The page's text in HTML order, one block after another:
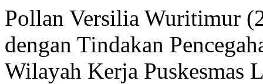
Pollan Versilia Wuritimur
dengan Tindakan
Wilayah Kerja Puskesmas